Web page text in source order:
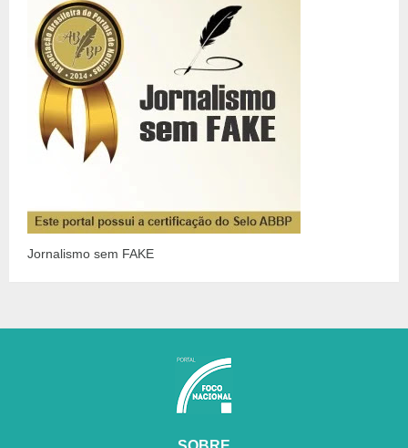
Jornalismo sem FAKE